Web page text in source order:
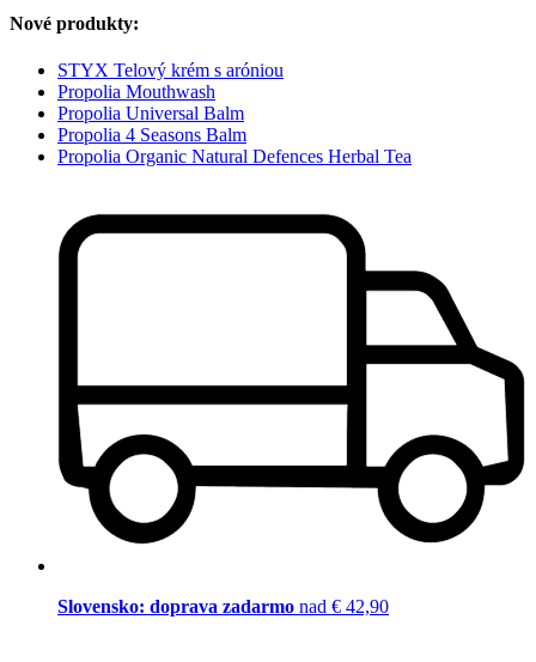
Nové produkty:
STYX Telový krém s aróniou
Propolia Mouthwash
Propolia Universal Balm
Propolia 4 Seasons Balm
Propolia Organic Natural Defences Herbal Tea
Slovensko: doprava zadarmo nad € 42,90